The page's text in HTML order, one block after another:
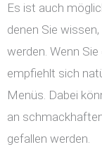
Es ist auch
denen Sie
werden. Wenn
empfiehlt sich
Menüs. Dabei
an
gefallen werden.